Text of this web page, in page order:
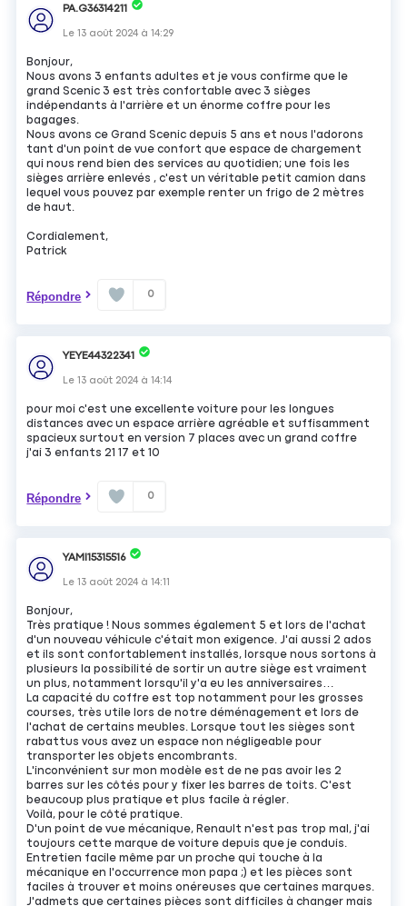
PA.G36314211
Le13 août 2024 à14:29
Bonjour,
Nous avons 3 enfants adultes et je vous confirme que le
grand Scenic 3 est très confortable avec 3 sièges
indépendants à l'arrière et un énorme coffre pour les
bagages.
Nous avons ce Grand Scenic depuis 5 ans et nous l'adorons
tant d'un point de vue confort que espace de chargement
qui nous rend bien des services au quotidien; une fois les
sièges arrière enlevés , c'est un véritable petit camion dans
lequel vous pouvez par exemple renter un frigo de 2 mètres
de haut.
Cordialement,
Patrick
Répondre 0
YEYE44322341
Le13 août 2024 à14:14
pour moi c'est une excellente voiture pour les longues
distances avec un espace arrière agréable et suffisamment
spacieux surtout en version 7 places avec un grand coffre
j'ai 3 enfants 21 17 et 10
Répondre 0
YAMI15315516
Le13 août 2024 à14:11
Bonjour,
Très pratique ! Nous sommes également 5 et lors de l'achat
d'un nouveau véhicule c'était mon exigence. J'ai aussi 2 ados
et ils sont confortablement installés, lorsque nous sortons à
plusieurs la possibilité de sortir un autre siège est vraiment
un plus, notamment lorsqu'il y'a eu les anniversaires…
La capacité du coffre est top notamment pour les grosses
courses, très utile lors de notre déménagement et lors de
l'achat de certains meubles. Lorsque tout les sièges sont
rabattus vous avez un espace non négligeable pour
transporter les objets encombrants.
L'inconvénient sur mon modèle est de ne pas avoir les 2
barres sur les côtés pour y fixer les barres de toits. C'est
beaucoup plus pratique et plus facile à régler.
Voilà, pour le côté pratique.
D'un point de vue mécanique, Renault n'est pas trop mal, j'ai
toujours cette marque de voiture depuis que je conduis.
Entretien facile même par un proche qui touche à la
mécanique en l'occurrence mon papa ;) et les pièces sont
faciles à trouver et moins onéreuses que certaines marques.
J'admets que certaines pièces sont difficiles à changer mais